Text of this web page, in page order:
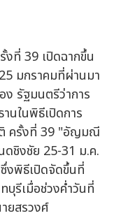
ที่ 39 เปิดฉากขึ้น
มกราคมที่ผ่านมา
ง รัฐมนตรีว่าการ
นในพิธีเปิดการ
ติ ครั้งที่ 39 "อัญมณี
ดชิงชัย 25-31 ม.ค.
งพิธีเปิดจัดขึ้นที่
บุรีเมื่อช่วงค่ำวันที่
ยสรวงศ์